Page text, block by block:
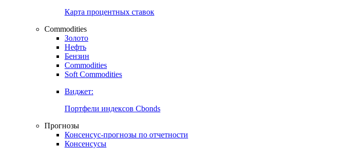
Карта процентных ставок
Commodities
Золото
Нефть
Бензин
Commodities
Soft Commodities
Виджет:
Портфели индексов Cbonds
Прогнозы
Консенсус-прогнозы по отчетности
Консенсусы